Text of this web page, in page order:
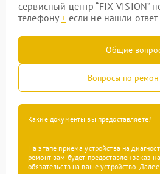
сервисный центр “FIX-VISION”
телефону+ если не нашли
Общие
Вопросы по
Какие документы вы предоставляете?
На этапе приема устройства на
ремонт вам будет предоставлен заказ-
обязательств на ваше устройство.